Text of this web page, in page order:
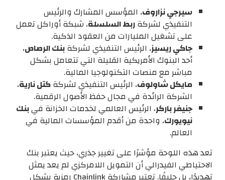
سيرجي نزاروف، المؤسس المشارك والرئيس
التنفيذي لشركةربط السلسلة، شبكة أوراكل تعمل
على تشغيل المليارات من العقود الذكية.
جاكي ريسيز، الرئيس التنفيذي لشركةبنك الرصاص،
أحد البنوك الأمريكية القليلة التي تتعامل بشكل
مباشر مع منصات التكنولوجيا المالية.
مايكل شاولوف، الرئيس التنفيذي لشركةكتل نارية،
الشركة الرائدة في مجال حفظ الأصول الرقمية.
جنيفر باركر، الرئيس العالمي لخدمات الخزانة فيبنك
نيويورك، واحدة من أقدم المؤسسات المالية في
العالم.
تعد هذه اللوحة مؤشرًا على تغيير جذري، حيث يعتبر بنك
الاحتياطي الفيدرالي أن التمويل اللامركزي لم يعد يمثل
تهديدًا، بل حليفًا. تعتبر مشاركة Chainlink رمزية بشكل